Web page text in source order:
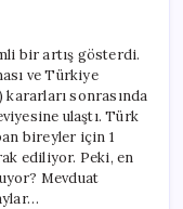
Milyon
Lira
ile
32
Günlük
Getiri
Hesaplamaları
için
bir artış gösterdi.
ve Türkiye
kararları sonrasında
ulaştı. Türk
bireyler için 1
ediliyor. Peki, en
Mevduat